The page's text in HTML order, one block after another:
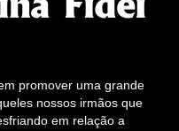
promover uma grande
nossos irmãos que
em relação a